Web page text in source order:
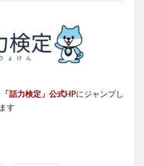
「話力検定」公式HPにジャンプし
ます